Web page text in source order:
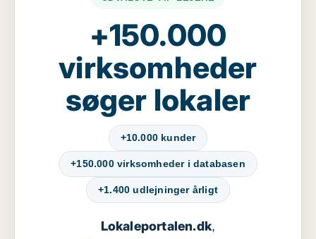
+150.000
virksomheder
søger lokaler
+10.000 kunder
+150.000 virksomheder i databasen
+1.400 udlejninger årligt
Lokaleportalen.dk,